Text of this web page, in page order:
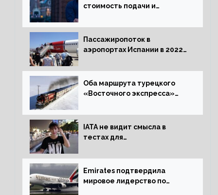
стоимость подачи и
жительство
Пассажиропоток в
аэропортах Испании в 2022
процентов
Оба маршрута турецкого
«Восточного экспресса»
IATA не видит смысла в
тестах для
Emirates подтвердила
мировое лидерство по